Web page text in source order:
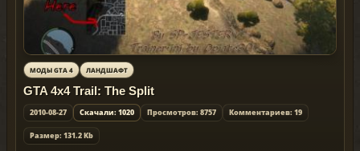
МОДЫ GTA 4 ЛАНДШАФТ
GTA 4x4 Trail: The Split
2010-08-27 Скачали: 1020 Просмотров: 8757 Комментариев: 19
Размер: 131.2 Kb